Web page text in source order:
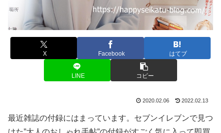
X Facebook はてブ
LINE コピー
2020.02.06 2022.02.13
最近雑誌の付録にはまっています。セブンイレブンで見つ